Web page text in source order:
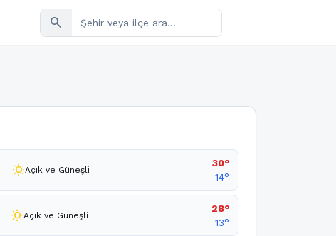
search
wb_sunnyAçık ve Güneşli
30°
14°
wb_sunnyAçık ve Güneşli
28°
13°